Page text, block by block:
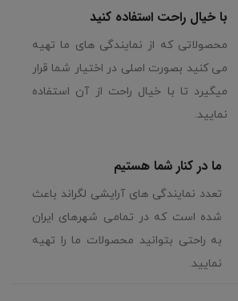
با خیال راحت استفاده کنید
محصولاتی که از نمایندگی های ما تهیه
می کنید بصورت اصلی در اختیار شما قرار
میگیرد تا با خیال راحت از آن استفاده
نمایید.
ما در کنار شما هستیم
تعدد نمایندگی های آرایشی لگراند باعث
شده است که در تمامی شهرهای ایران
به راحتی بتوانید محصولات ما را تهیه
نمایید.